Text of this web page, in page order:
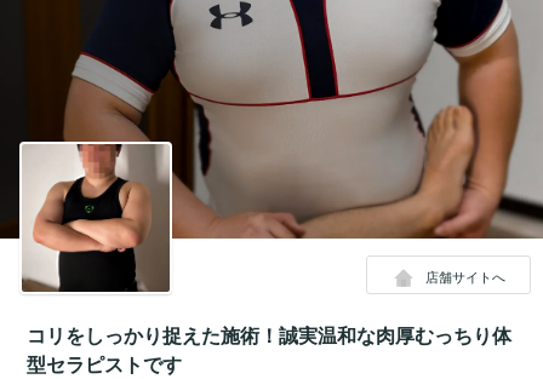
店舗サイトへ
コリをしっかり捉えた施術！誠実温和な肉厚むっちり体
型セラピストです